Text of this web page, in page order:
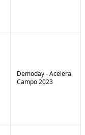
Demoday - Acelera
Campo 2023